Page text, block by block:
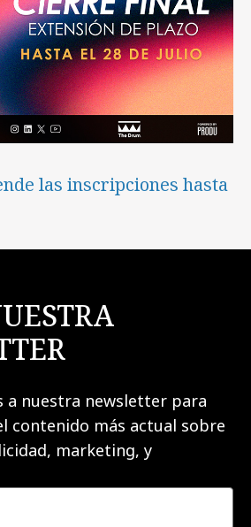
las inscripciones hasta
a nuestra newsletter para
contenido más actual sobre
marketing, y